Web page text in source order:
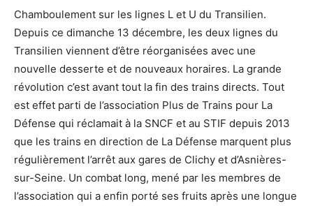
Chamboulement sur les lignes L et U du Transilien.
Depuis ce dimanche 13 décembre, les deux lignes du
Transilien viennent d’être réorganisées avec une
nouvelle desserte et de nouveaux horaires. La grande
révolution c’est avant tout la fin des trains directs. Tout
est effet parti de l’association Plus de Trains pour La
Défense qui réclamait à la SNCF et au STIF depuis 2013
que les trains en direction de La Défense marquent plus
régulièrement l’arrêt aux gares de Clichy et d’Asnières-
sur-Seine. Un combat long, mené par les membres de
l’association qui a enfin porté ses fruits après une longue